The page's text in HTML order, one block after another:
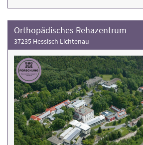
Orthopädisches Rehazentrum
37235 Hessisch Lichtenau